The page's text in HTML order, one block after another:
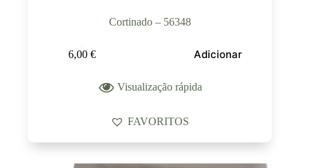
Cortinado – 56348
6,00 € Adicionar
Visualização rápida
FAVORITOS